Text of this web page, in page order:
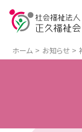
ホーム お知らせ